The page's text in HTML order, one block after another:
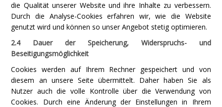
die Qualität unserer Website und ihre Inhalte zu verbessern.
Durch die Analyse-Cookies erfahren wir, wie die Website
genutzt wird und können so unser Angebot stetig optimieren.
2.4 Dauer der Speicherung, Widerspruchs- und
Beseitigungsmöglichkeit
Cookies werden auf Ihrem Rechner gespeichert und von
diesem an unsere Seite übermittelt. Daher haben Sie als
Nutzer auch die volle Kontrolle über die Verwendung von
Cookies. Durch eine Änderung der Einstellungen in Ihrem